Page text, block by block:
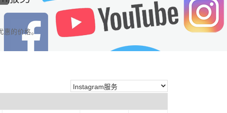
的价格。